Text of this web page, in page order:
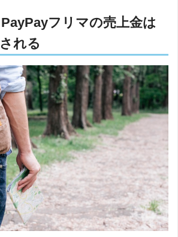
フリマの売上金は
れる